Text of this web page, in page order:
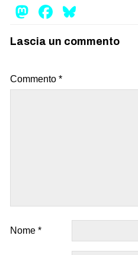
Mastodon
Facebook
Lascia un commento
Commento *
Nome *